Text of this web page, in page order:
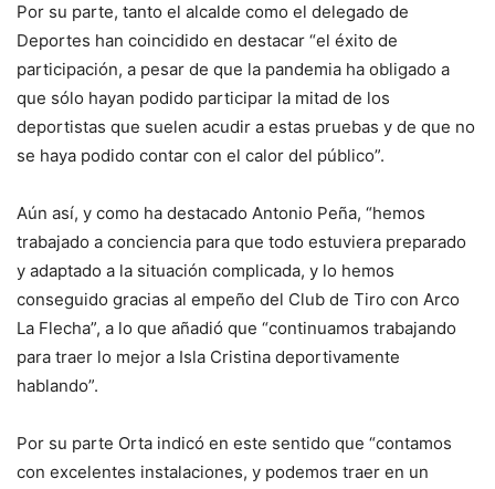
Por su parte, tanto el alcalde como el delegado de
Deportes han coincidido en destacar “el éxito de
participación, a pesar de que la pandemia ha obligado a
que sólo hayan podido participar la mitad de los
deportistas que suelen acudir a estas pruebas y de que no
se haya podido contar con el calor del público”.
Aún así, y como ha destacado Antonio Peña, “hemos
trabajado a conciencia para que todo estuviera preparado
y adaptado a la situación complicada, y lo hemos
conseguido gracias al empeño del Club de Tiro con Arco
La Flecha”, a lo que añadió que “continuamos trabajando
para traer lo mejor a Isla Cristina deportivamente
hablando”.
Por su parte Orta indicó en este sentido que “contamos
con excelentes instalaciones, y podemos traer en un